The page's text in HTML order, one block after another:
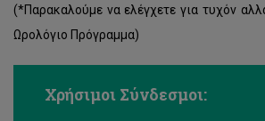
(*Παρακαλούμε να ελέγχετε για τυχόν
Ωρολόγιο Πρόγραμμα)
Χρήσιμοι Σύνδεσμοι: